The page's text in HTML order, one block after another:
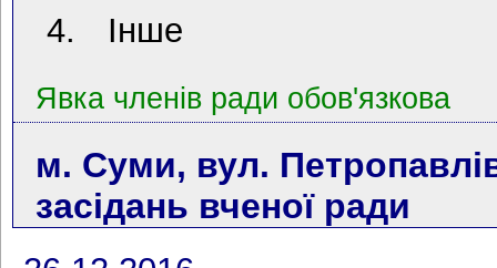
Інше
Явка членів ради обов'язкова
м. Суми, вул.
засідань вченої ради